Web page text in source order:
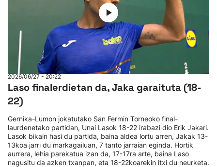
2026/06/27 - 20:22
Laso finalerdietan da, Jaka garaituta (18-
22)
Gernika-Lumon jokatutako San Fermin Torneoko final-
laurdenetako partidan, Unai Lasok 18-22 irabazi dio Erik Jakari.
Lasok bikain hasi du partida, baina aldea lortu arren, Jakak 13-
13koa jarri du markagailuan, 7 tanto jarraian eginda. Hortik
aurrera, lehia parekatua izan da, 17-17ra arte, baina Laso
nagusitu da azken txanpan, eta 18-22koarekin itxi du neurketa.